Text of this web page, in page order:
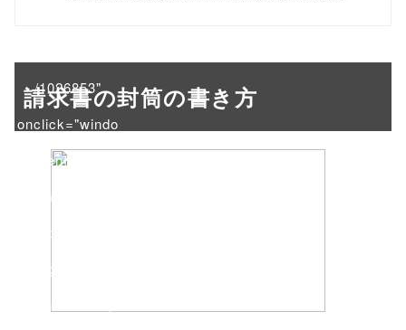
/1026853"
onclick="windo
w.open(this.hre
f, 'Gwindow',
'width=550,
height=450,
請求書の封筒の書き方